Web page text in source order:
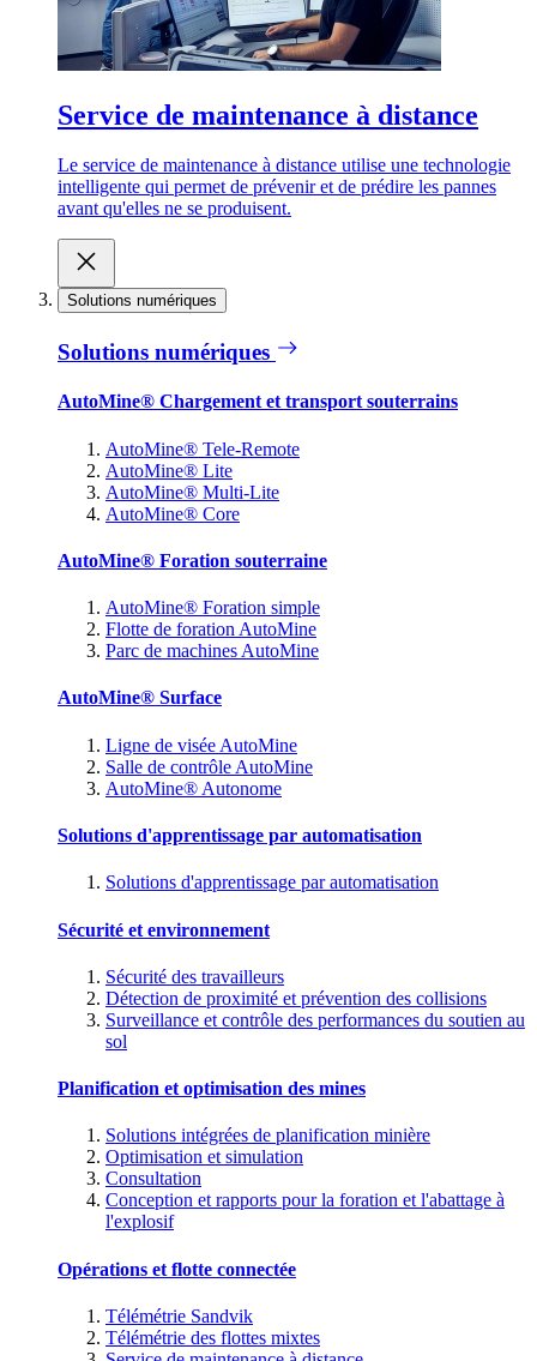
Service de maintenance à distance
Le service de maintenance à distance utilise une technologie
intelligente qui permet de prévenir et de prédire les pannes
avant qu'elles ne se produisent.
Solutions numériques
Solutions numériques
AutoMine® Chargement et transport souterrains
AutoMine® Tele-Remote
AutoMine® Lite
AutoMine® Multi-Lite
AutoMine® Core
AutoMine® Foration souterraine
AutoMine® Foration simple
Flotte de foration AutoMine
Parc de machines AutoMine
AutoMine® Surface
Ligne de visée AutoMine
Salle de contrôle AutoMine
AutoMine® Autonome
Solutions d'apprentissage par automatisation
Solutions d'apprentissage par automatisation
Sécurité et environnement
Sécurité des travailleurs
Détection de proximité et prévention des collisions
Surveillance et contrôle des performances du soutien au
sol
Planification et optimisation des mines
Solutions intégrées de planification minière
Optimisation et simulation
Consultation
Conception et rapports pour la foration et l'abattage à
l'explosif
Opérations et flotte connectée
Télémétrie Sandvik
Télémétrie des flottes mixtes